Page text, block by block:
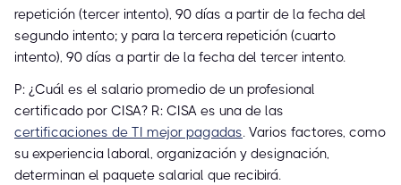
repetición (tercer intento), 90 días a partir de la fecha del
segundo intento; y para la tercera repetición (cuarto
intento), 90 días a partir de la fecha del tercer intento.
P: ¿Cuál es el salario promedio de un profesional
certificado por CISA? R: CISA es una de las
certificaciones de TI mejor pagadas. Varios factores, como
su experiencia laboral, organización y designación,
determinan el paquete salarial que recibirá.